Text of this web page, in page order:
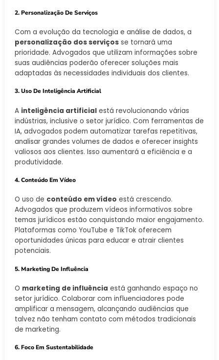
2. Personalização De Serviços
Com a evolução da tecnologia e análise de dados, a
personalização dos serviços se tornará uma
prioridade. Advogados que utilizam informações sobre
suas audiências poderão oferecer soluções mais
adaptadas às necessidades individuais dos clientes.
3. Uso De Inteligência Artificial
A inteligência artificial está revolucionando várias
indústrias, inclusive o setor jurídico. Com ferramentas de
IA, advogados podem automatizar tarefas repetitivas,
analisar grandes volumes de dados e oferecer insights
valiosos aos clientes. Isso aumentará a eficiência e a
produtividade.
4. Conteúdo Em Vídeo
O uso de conteúdo em vídeo está crescendo.
Advogados que produzem vídeos informativos sobre
temas jurídicos estão conquistando maior engajamento.
Plataformas como YouTube e TikTok oferecem
oportunidades únicas para educar e atrair clientes
potenciais.
5. Marketing De Influência
O marketing de influência está ganhando espaço no
setor jurídico. Colaborar com influenciadores pode
amplificar a mensagem, alcançando audiências que
talvez não tenham contato com métodos tradicionais
de marketing.
6. Foco Em Sustentabilidade